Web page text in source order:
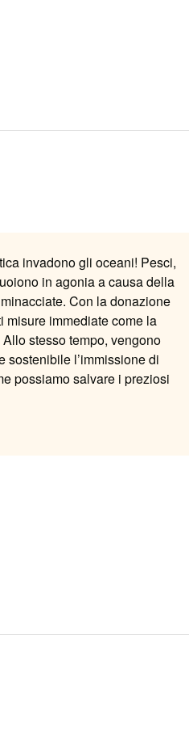
invadono gli oceani! Pesci,
in agonia a causa della
Con la donazione
misure immediate come la
stesso tempo, vengono
sostenibile l’immissione di
possiamo salvare i preziosi